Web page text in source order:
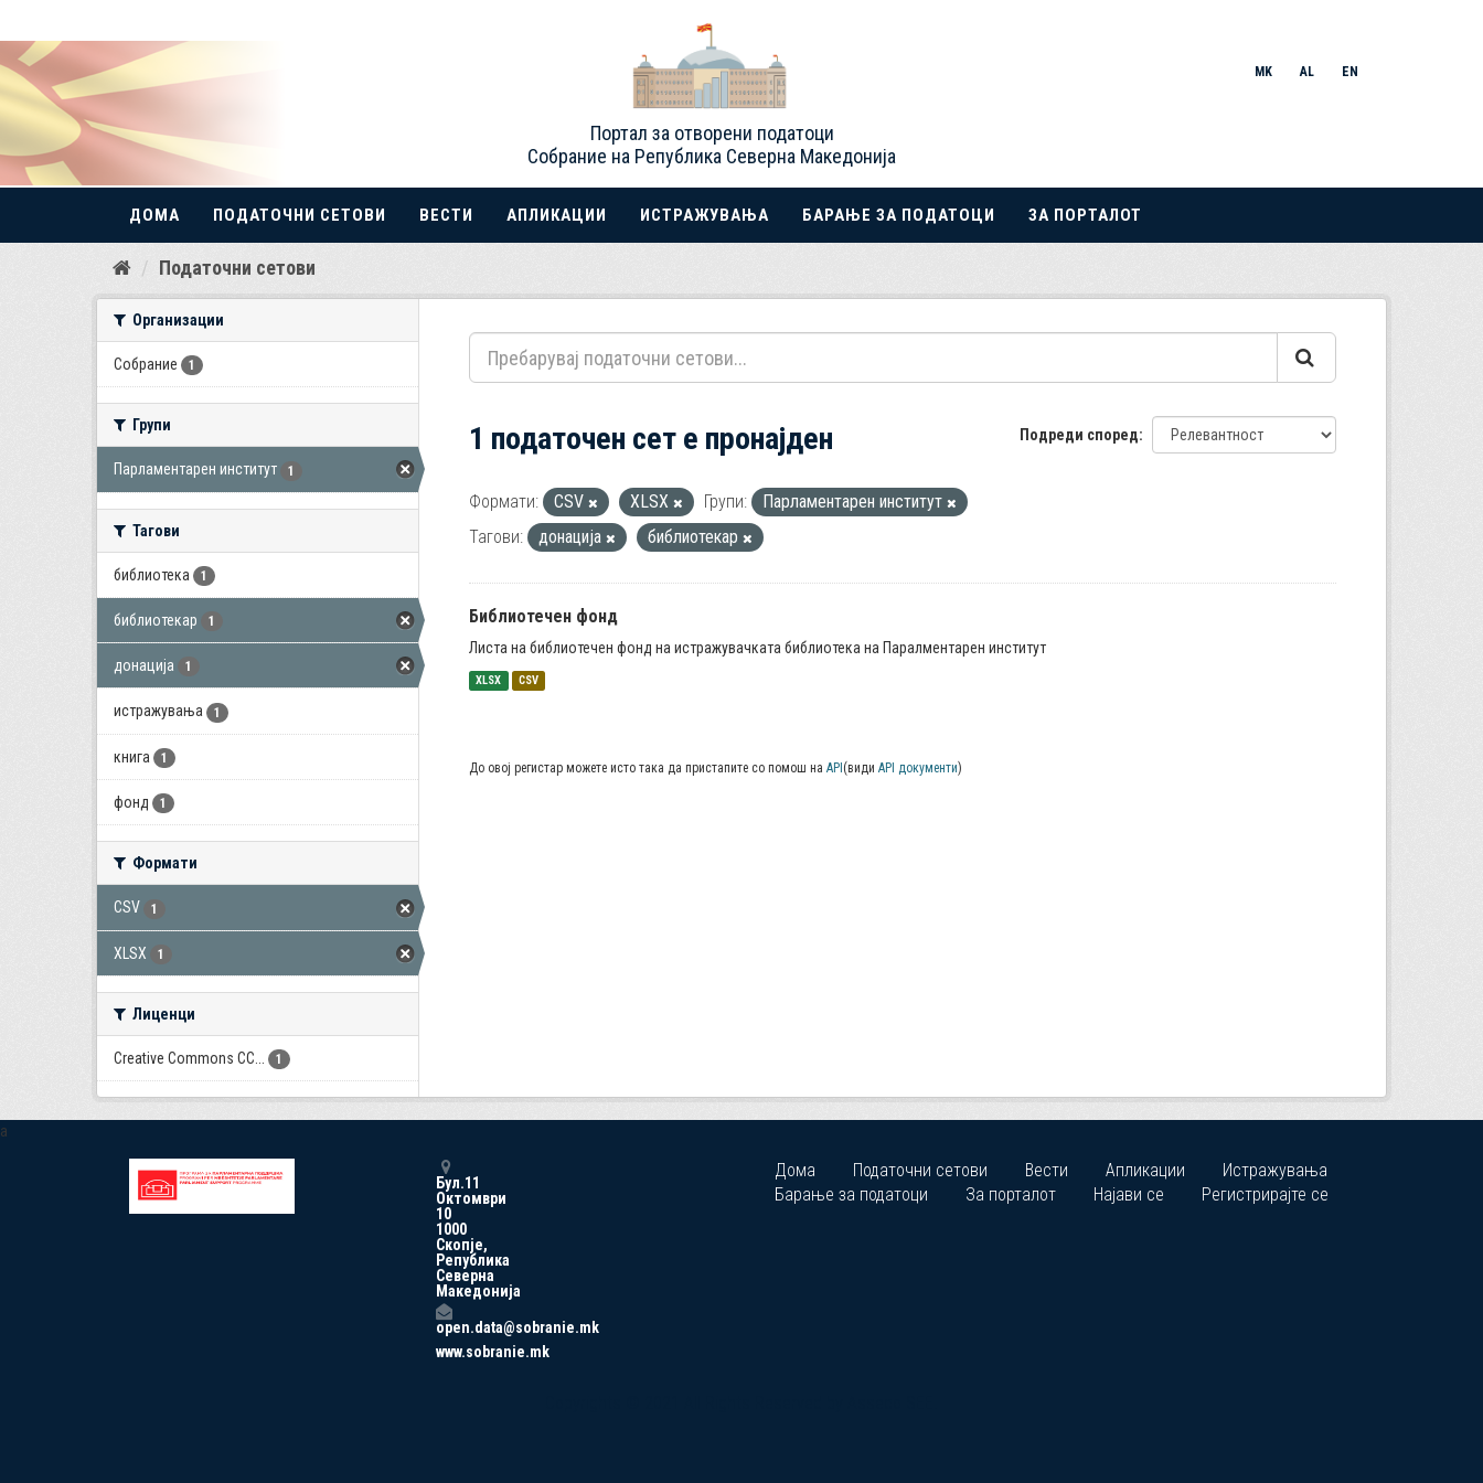
Прескокнете
Портал за отворени податоци
Собрание на Република Северна Македонија
MK AL EN
ДОМА ПОДАТОЧНИ СЕТОВИ ВЕСТИ АПЛИКАЦИИ ИСТРАЖУВАЊА БАРАЊЕ ЗА ПОДАТОЦИ ЗА ПОРТАЛОТ
Податочни сетови
Организации
Собрание 1
Групи
Парламентарен институт 1
Тагови
библиотека 1
библиотекар 1
донација 1
истражувања 1
книга 1
фонд 1
Формати
CSV 1
XLSX 1
Лиценци
Creative Commons CC... 1
Подреди според
1 податочен сет е пронајден
Формати: CSV XLSX Групи:
Парламентарен институт
Тагови:
донација библиотекар
Библиотечен фонд
Листа на библиотечен фонд на истражувачката библиотека на Паралментарен институт
XLSX CSV
До овој регистар можете исто така да пристапите со помош на API (види API документи)
a
Бул.11
Октомври
10
1000
Скопје,
Република
Северна
Македонија
open.data@sobranie.mk
www.sobranie.mk
Дома Податочни сетови Вести Апликации
Истражувања
Барање за податоци
За порталот Најави се Регистрирајте се